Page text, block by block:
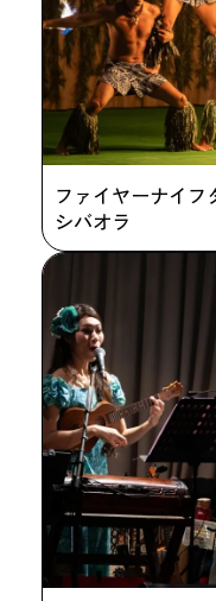
ファイヤーナイフ
シバオラ